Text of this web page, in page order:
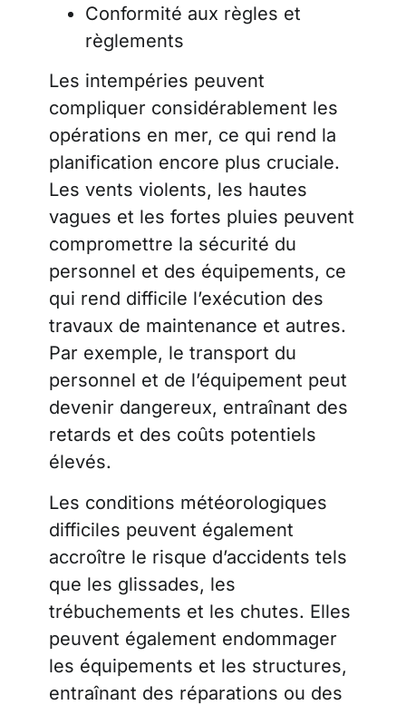
Conformité aux règles et
règlements
Les intempéries peuvent
compliquer considérablement les
opérations en mer, ce qui rend la
planification encore plus cruciale.
Les vents violents, les hautes
vagues et les fortes pluies peuvent
compromettre la sécurité du
personnel et des équipements, ce
qui rend difficile l’exécution des
travaux de maintenance et autres.
Par exemple, le transport du
personnel et de l’équipement peut
devenir dangereux, entraînant des
retards et des coûts potentiels
élevés.
Les conditions météorologiques
difficiles peuvent également
accroître le risque d’accidents tels
que les glissades, les
trébuchements et les chutes. Elles
peuvent également endommager
les équipements et les structures,
entraînant des réparations ou des